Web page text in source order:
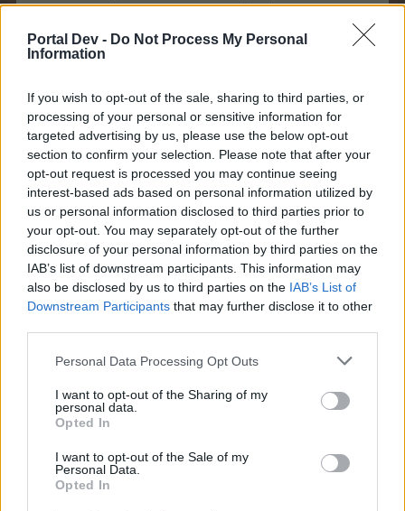
Portal Dev - Do Not Process My Personal
Information
If you wish to opt-out of the sale, sharing to third parties, or
processing of your personal or sensitive information for
targeted advertising by us, please use the below opt-out
section to confirm your selection. Please note that after your
opt-out request is processed you may continue seeing
interest-based ads based on personal information utilized by
us or personal information disclosed to third parties prior to
your opt-out. You may separately opt-out of the further
disclosure of your personal information by third parties on the
IAB’s list of downstream participants. This information may
also be disclosed by us to third parties on the IAB’s List of
Downstream Participants that may further disclose it to other
Personal Data Processing Opt Outs
I want to opt-out of the Sharing of my
personal data.
Opted In
I want to opt-out of the Sale of my
Personal Data.
Opted In
Но можете да се върнете да изиграете отново вече
преминато ниво - преместете фигурката на желаното
ниво.
Повторното изиграване на ниво се стартира също с 2
А ето и какво означават индикаторите за
спечелените от нивото награди:
неиграно ниво или
спечелена само малката
основна награда
(може да се изиграе и да
се спечелят още награди -
малка, голяма или
допълнителна)​
награда, но не и
допълнителната за това
(може да се изиграе и да
спечелени и голямата
основна награда, и